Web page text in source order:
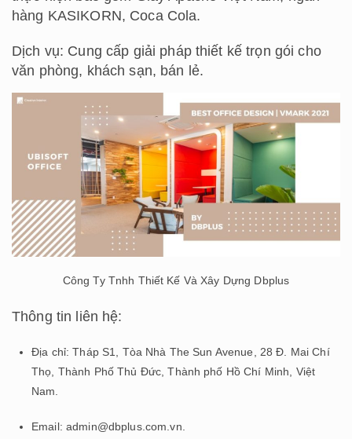
hàng KASIKORN, Coca Cola.
Dịch vụ: Cung cấp giải pháp thiết kế trọn gói cho
văn phòng, khách sạn, bán lẻ.
Công Ty Tnhh Thiết Kế Và Xây Dựng Dbplus
Thông tin liên hệ:
Địa chỉ: Tháp S1, Tòa Nhà The Sun Avenue, 28 Đ. Mai Chí
Thọ, Thành Phố Thủ Đức, Thành phố Hồ Chí Minh, Việt
Nam.
Email: admin@dbplus.com.vn.